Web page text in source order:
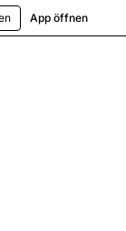
App öffnen